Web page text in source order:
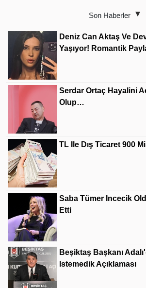
Son Haberler
Deniz Can Aktaş Ve
Yaşıyor! Romantik
Serdar Ortaç Hayalini
Olup…
TL Ile Dış Ticaret 900
Saba Tümer Incecik
Etti
Beşiktaş Başkanı
Istemedik Açıklaması